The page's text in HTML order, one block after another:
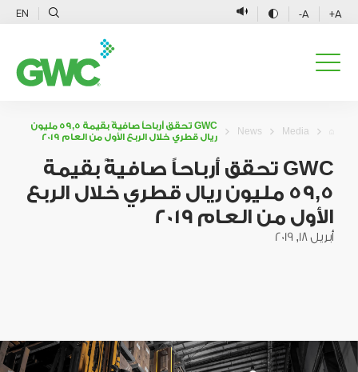
A+
A-
EN
Media
News
GWC تحقق أرباحاً صافيةً بقيمة 59,5 مليون
ريال قطري خلال الربع الأول من العام 2019
GWC تحقق أرباحاً صافيةً بقيمة
59,5 مليون ريال قطري خلال الربع
الأول من العام 2019
أبريل 18, 2019